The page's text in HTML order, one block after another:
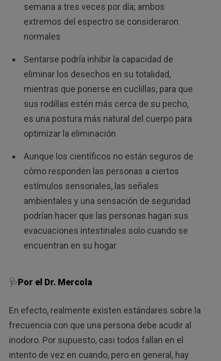
semana a tres veces por día; ambos
extremos del espectro se consideraron
normales
Sentarse podría inhibir la capacidad de
eliminar los desechos en su totalidad,
mientras que ponerse en cuclillas, para que
sus rodillas estén más cerca de su pecho,
es una postura más natural del cuerpo para
optimizar la eliminación
Aunque los científicos no están seguros de
cómo responden las personas a ciertos
estímulos sensoriales, las señales
ambientales y una sensación de seguridad
podrían hacer que las personas hagan sus
evacuaciones intestinales solo cuando se
encuentran en su hogar
🩺Por el Dr. Mercola
En efecto, realmente existen estándares sobre la
frecuencia con que una persona debe acudir al
inodoro. Por supuesto, casi todos fallan en el
intento de vez en cuando, pero en general, hay